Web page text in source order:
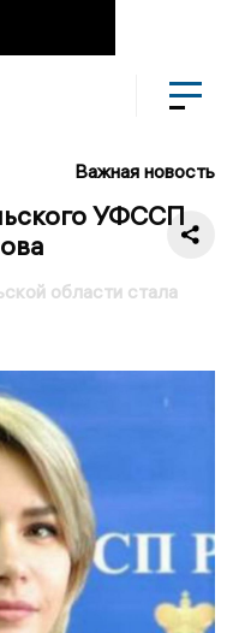
Важная новость
УФССП
области стала